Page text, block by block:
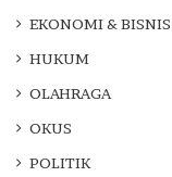
EKONOMI & BISNIS
HUKUM
OLAHRAGA
OKUS
POLITIK